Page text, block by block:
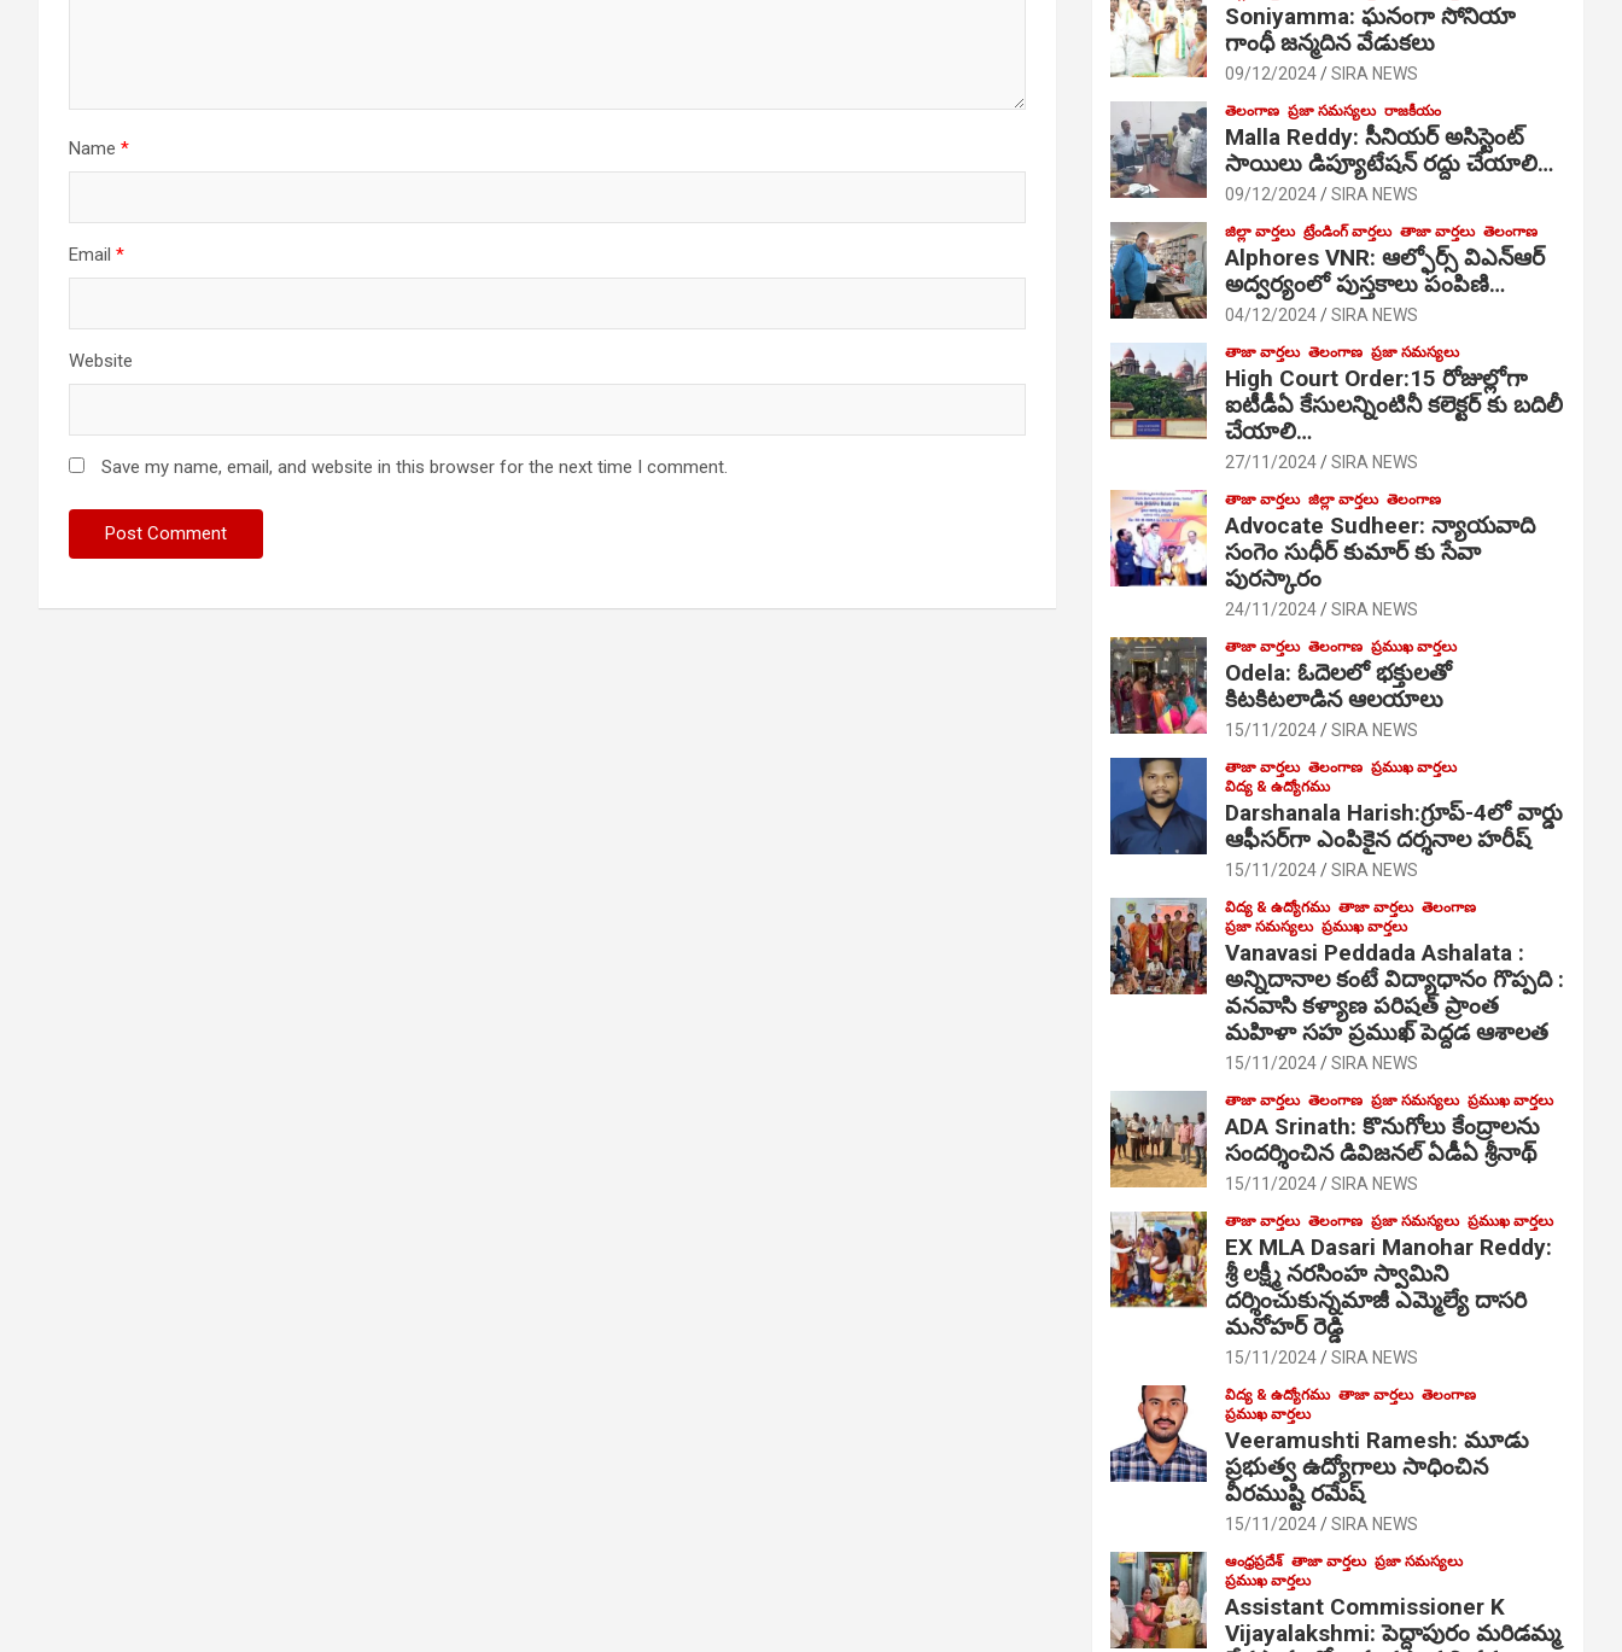
Name *
Email *
Website
Save my name, email, and website in this browser for the next time I comment.
Soniyamma: ఘ‌నంగా సోనియా
గాంధీ జ‌న్మ‌దిన వేడుక‌లు
09/12/2024 SIRA NEWS
తెలంగాణ ప్రజా సమస్యలు రాజకీయం
Malla Reddy: సీనియర్ అసిస్టెంట్
సాయిలు డిప్యూటేషన్ రద్దు చేయాలి…
09/12/2024 SIRA NEWS
జిల్లా వార్తలు ట్రేండింగ్ వార్తలు తాజా వార్తలు తెలంగాణ
Alphores VNR: ఆల్ఫోర్స్ విఎన్ఆర్
అద్వర్యంలో పుస్తకాలు పంపిణి…
04/12/2024 SIRA NEWS
తాజా వార్తలు తెలంగాణ ప్రజా సమస్యలు
High Court Order:15 రోజుల్లోగా
ఐటీడీఏ కేసులన్నింటినీ కలెక్టర్ కు బదిలీ
చేయాలి…
27/11/2024 SIRA NEWS
తాజా వార్తలు జిల్లా వార్తలు తెలంగాణ
Advocate Sudheer: న్యాయవాది
సంగెం సుధీర్ కుమార్ కు సేవా
పురస్కారం
24/11/2024 SIRA NEWS
తాజా వార్తలు తెలంగాణ ప్రముఖ వార్తలు
Odela: ఓదెల‌లో భక్తులతో
కిటకిటలాడిన ఆల‌యాలు
15/11/2024 SIRA NEWS
తాజా వార్తలు తెలంగాణ ప్రముఖ వార్తలు
విద్య & ఉద్యోగము
Darshanala Harish:గ్రూప్-4లో వార్డు
ఆఫీసర్‌గా ఎంపికైన దర్శనాల హరీష్
15/11/2024 SIRA NEWS
విద్య & ఉద్యోగము తాజా వార్తలు తెలంగాణ
ప్రజా సమస్యలు ప్రముఖ వార్తలు
Vanavasi Peddada Ashalata :
అన్నిదానాల కంటే విద్యాధానం గొప్పది :
వనవాసి కళ్యాణ పరిషత్ ప్రాంత
మహిళా సహ ప్రముఖ్ పెద్దడ ఆశాలత
15/11/2024 SIRA NEWS
తాజా వార్తలు తెలంగాణ ప్రజా సమస్యలు ప్రముఖ వార్తలు
ADA Srinath: కొనుగోలు కేంద్రాల‌ను
సంద‌ర్శించిన డివిజనల్ ఏడీఏ శ్రీనాథ్
15/11/2024 SIRA NEWS
తాజా వార్తలు తెలంగాణ ప్రజా సమస్యలు ప్రముఖ వార్తలు
EX MLA Dasari Manohar Reddy:
శ్రీ లక్ష్మీ నరసింహ స్వామిని
దర్శించుకున్నమాజీ ఎమ్మెల్యే దాసరి
మనోహర్ రెడ్డి
15/11/2024 SIRA NEWS
విద్య & ఉద్యోగము తాజా వార్తలు తెలంగాణ
ప్రముఖ వార్తలు
Veeramushti Ramesh: మూడు
ప్రభుత్వ ఉద్యోగాలు సాధించిన
వీరముష్టి రమేష్
15/11/2024 SIRA NEWS
ఆంధ్రప్రదేశ్ తాజా వార్తలు ప్రజా సమస్యలు
ప్రముఖ వార్తలు
Assistant Commissioner K
Vijayalakshmi: పెద్దాపురం మరిడమ్మ